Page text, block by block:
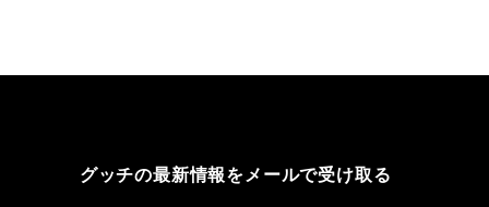
グッチの最新情報をメールで受け取る